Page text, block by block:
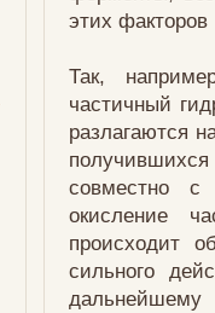
этих
Так,
частичный
разлагаются
совместно с
окисление
происходит
сильного
дальнейшему